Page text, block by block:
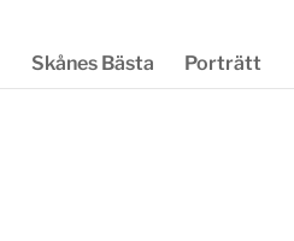
Skånes Bästa Porträtt